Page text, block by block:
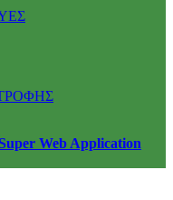
Web Application